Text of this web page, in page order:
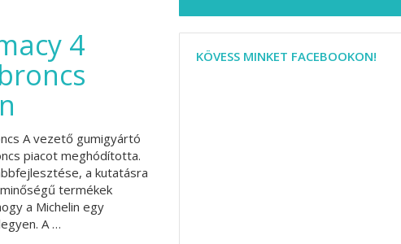
4
A vezető gumigyártó
piacot meghódította.
a kutatásra
termékek
a Michelin egy
A …
KÖVESS MINKET FACEBOOKON!